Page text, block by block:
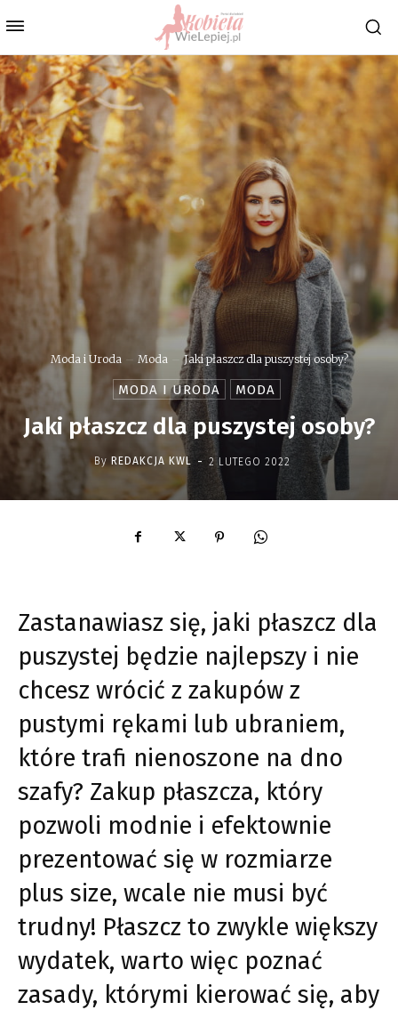
Moda i Uroda Moda Jaki płaszcz dla puszystej osoby?
MODA I URODA MODA
Jaki płaszcz dla puszystej osoby?
By REDAKCJA KWL - 2 LUTEGO 2022
Zastanawiasz się, jaki płaszcz dla
puszystej będzie najlepszy i nie
chcesz wrócić z zakupów z
pustymi rękami lub ubraniem,
które trafi nienoszone na dno
szafy? Zakup płaszcza, który
pozwoli modnie i efektownie
prezentować się w rozmiarze
plus size, wcale nie musi być
trudny! Płaszcz to zwykle większy
wydatek, warto więc poznać
zasady, którymi kierować się, aby